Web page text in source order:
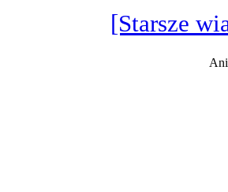
[Starsze